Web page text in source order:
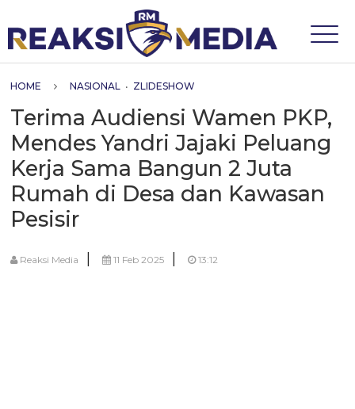
HOME NASIONAL • ZLIDESHOW
Terima Audiensi Wamen PKP,
Mendes Yandri Jajaki Peluang
Kerja Sama Bangun 2 Juta
Rumah di Desa dan Kawasan
Pesisir
Reaksi Media | 11 Feb 2025 | 13:12